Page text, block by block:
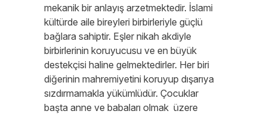
mekanik bir anlayış arzetmektedir. İslami
kültürde aile bireyleri birbirleriyle güçlü
bağlara sahiptir. Eşler nikah akdiyle
birbirlerinin koruyucusu ve en büyük
destekçisi haline gelmektedirler. Her biri
diğerinin mahremiyetini koruyup dışarıya
sızdırmamakla yükümlüdür. Çocuklar
başta anne ve babaları olmak üzere